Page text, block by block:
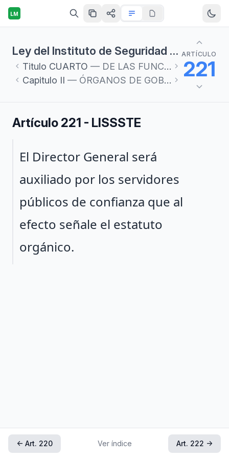
LM
Ley del Instituto de Seguridad y Servicios Sociales de los Trabajadores del Estado
Titulo CUARTO — DE LAS FUNCIONES Y ORGANIZACIÓN DEL INSTITUTO
Capitulo II — ÓRGANOS DE GOBIERNO
ARTÍCULO
221
Artículo 221 - LISSSTE
Párrafo 1
El Director General será
auxiliado por los servidores
públicos de confianza que al
efecto señale el estatuto
orgánico.
← Art. 220 Ver índice Art. 222 →